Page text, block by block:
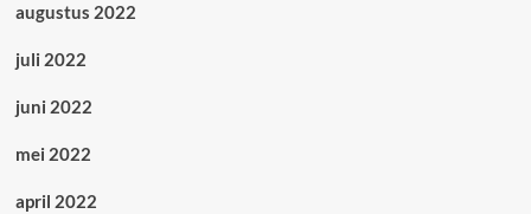
augustus 2022
juli 2022
juni 2022
mei 2022
april 2022